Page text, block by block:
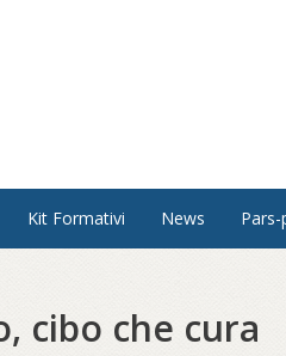
Kit Formativi News Pars-
cibo che cura